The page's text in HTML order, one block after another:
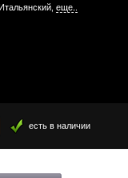
еще..
есть в наличии